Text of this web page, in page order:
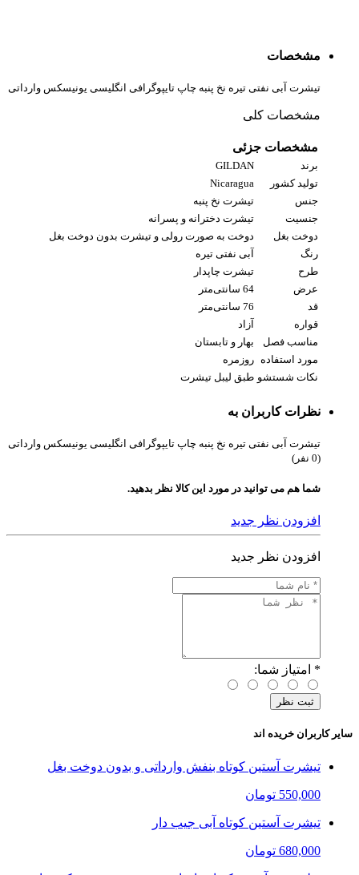
مشخصات
تیشرت آبی نفتی تیره نخ پنبه چاپ تایپوگرافی انگلیسی یونیسکس وارداتی
مشخصات کلی
مشخصات جزئی
برند
GILDAN
تولید کشور
Nicaragua
جنس
تیشرت نخ پنبه
جنسیت
تیشرت دخترانه و پسرانه
دوخت بغل
دوخت به صورت رولی و تیشرت بدون دوخت بغل
رنگ
آبی نفتی تیره
طرح
تیشرت چاپدار
عرض
64 سانتی‌متر
قد
76 سانتی‌متر
قواره
آزاد
مناسب فصل
بهار و تابستان
مورد استفاده روزمره
نکات شستشو طبق لیبل تیشرت
نظرات کاربران به
تیشرت آبی نفتی تیره نخ پنبه چاپ تایپوگرافی انگلیسی یونیسکس وارداتی
(0 نفر)
شما هم می توانید در مورد این کالا نظر بدهید.
افزودن نظر جدید
افزودن نظر جدید
* امتیاز شما:
سایر کاربران خریده اند
تیشرت آستین کوتاه بنفش وارداتی و بدون دوخت بغل
550,000 تومان
تیشرت آستین کوتاه آبی جیب دار
680,000 تومان